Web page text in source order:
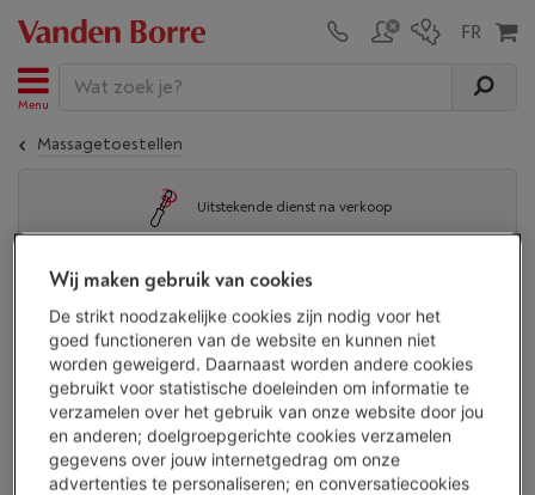
Menu
Massagetoestellen
Uitstekende dienst na verkoop
Terraillon-massagetoestellen
Gerelateerde producten:
Massagetoestellen Medisana-massagetoestellen
Weergave
Wij maken gebruik van cookies
De strikt noodzakelijke cookies zijn nodig voor het
goed functioneren van de website en kunnen niet
worden geweigerd. Daarnaast worden andere cookies
gebruikt voor statistische doeleinden om informatie te
verzamelen over het gebruik van onze website door jou
en anderen; doelgroepgerichte cookies verzamelen
gegevens over jouw internetgedrag om onze
advertenties te personaliseren; en conversatiecookies